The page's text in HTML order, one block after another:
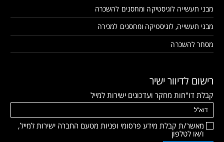
מבני תעשייה לוגיסטיקה ומחסנים להשכרה
מבני תעשייה, לוגיסטיקה ומחסנים למכירה
מסחר להשכרה
רישום לדיוור ישיר
קבלת דו"חות מחקר ועדכונים ישירות למייל
מאשר/ת קבלת מידע פרסומי ופניות מטעם החברה ישירות למייל,
ו/או לטלפון